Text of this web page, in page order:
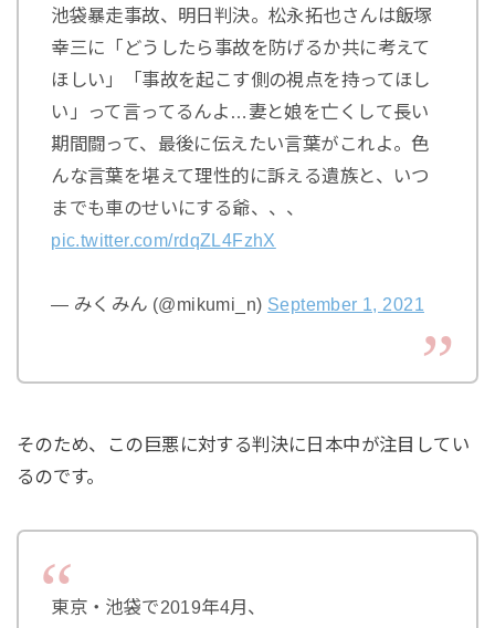
池袋暴走事故、明日判決。松永拓也さんは飯塚
幸三に「どうしたら事故を防げるか共に考えて
ほしい」「事故を起こす側の視点を持ってほし
い」って言ってるんよ…妻と娘を亡くして長い
期間闘って、最後に伝えたい言葉がこれよ。色
んな言葉を堪えて理性的に訴える遺族と、いつ
までも車のせいにする爺、、、
pic.twitter.com/rdqZL4FzhX
— みくみん (@mikumi_n) September 1, 2021
そのため、この巨悪に対する判決に日本中が注目してい
るのです。
東京・池袋で2019年4月、